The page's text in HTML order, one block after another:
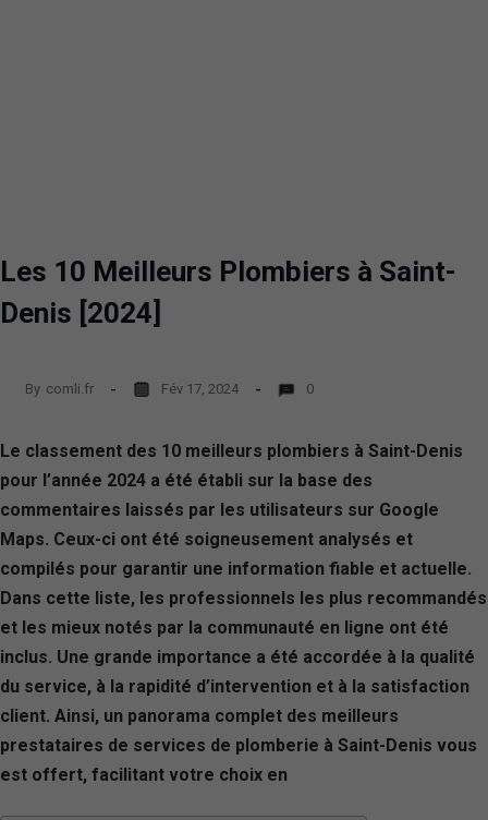
Les 10 Meilleurs Plombiers à Saint-
Denis [2024]
By comli.fr Fév 17, 2024 0
Le classement des 10 meilleurs plombiers à Saint-Denis
pour l’année 2024 a été établi sur la base des
commentaires laissés par les utilisateurs sur Google
Maps. Ceux-ci ont été soigneusement analysés et
compilés pour garantir une information fiable et actuelle.
Dans cette liste, les professionnels les plus recommandés
et les mieux notés par la communauté en ligne ont été
inclus. Une grande importance a été accordée à la qualité
du service, à la rapidité d’intervention et à la satisfaction
client. Ainsi, un panorama complet des meilleurs
prestataires de services de plomberie à Saint-Denis vous
est offert, facilitant votre choix en